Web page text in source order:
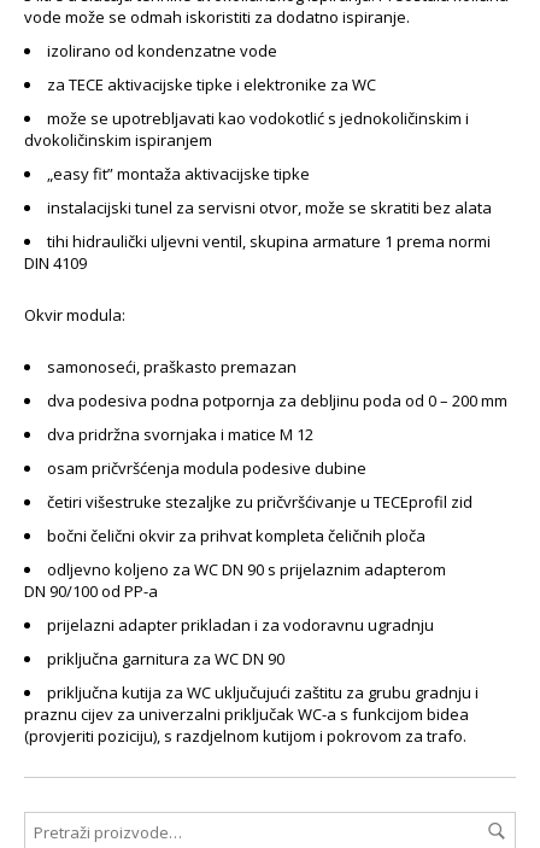
vode može se odmah iskoristiti za dodatno ispiranje.
izolirano od kondenzatne vode
za TECE aktivacijske tipke i elektronike za WC
može se upotrebljavati kao vodokotlić s jednokoličinskim i
dvokoličinskim ispiranjem
„easy fit” montaža aktivacijske tipke
instalacijski tunel za servisni otvor, može se skratiti bez alata
tihi hidraulički uljevni ventil, skupina armature 1 prema normi
DIN 4109
Okvir modula:
samonoseći, praškasto premazan
dva podesiva podna potpornja za debljinu poda od 0 – 200 mm
dva pridržna svornjaka i matice M 12
osam pričvršćenja modula podesive dubine
četiri višestruke stezaljke zu pričvršćivanje u TECEprofil zid
bočni čelični okvir za prihvat kompleta čeličnih ploča
odljevno koljeno za WC DN 90 s prijelaznim adapterom
DN 90/100 od PP-a
prijelazni adapter prikladan i za vodoravnu ugradnju
priključna garnitura za WC DN 90
priključna kutija za WC uključujući zaštitu za grubu gradnju i
praznu cijev za univerzalni priključak WC-a s funkcijom bidea
(provjeriti poziciju), s razdjelnom kutijom i pokrovom za trafo.